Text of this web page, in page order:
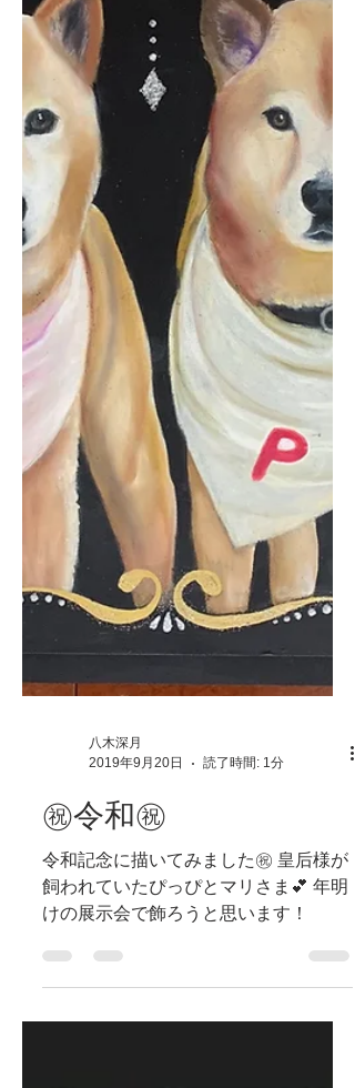
八木深月
2019年9月20日
㊗️令和㊗️
飼われていたぴっぴとマリさま💕 年明
けの展示会で飾ろうと思います！